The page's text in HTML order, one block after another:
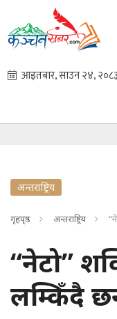
अन्तराष्ट्रिय
गृहपृष्ठ अन्तराष्ट्रिय
“नेटो”
लम्किँदै